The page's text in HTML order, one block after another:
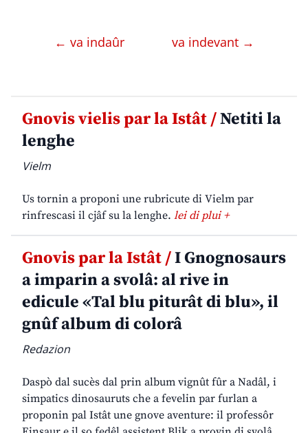
← va indaûr va indevant →
Gnovis vielis par la Istât /Netiti la
lenghe
Vielm
Us tornin a proponi une rubricute di Vielm par
rinfrescasi il cjâf su la lenghe. lei di plui +
Gnovis par la Istât /I Gnognosaurs
a imparin a svolâ: al rive in
edicule «Tal blu piturât di blu», il
gnûf album di colorâ
Redazion
Daspò dal sucès dal prin album vignût fûr a Nadâl, i
simpatics dinosauruts che a fevelin par furlan a
proponin pal Istât une gnove aventure: il professôr